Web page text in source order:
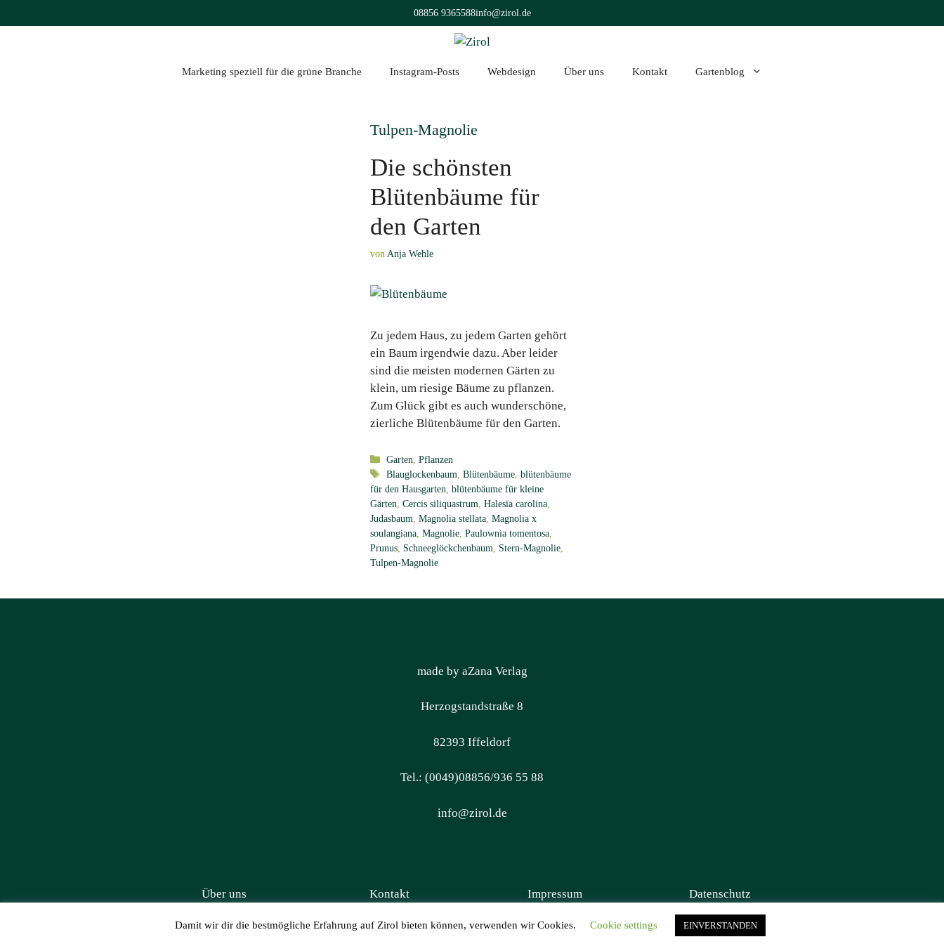
Inhalt
08856 9365588info@zirol.de
Marketing speziell für die grüne Branche Instagram-Posts Webdesign Über uns Kontakt Gartenblog
Tulpen-Magnolie
Die schönsten
Blütenbäume für
den Garten
vonAnja Wehle
Zu jedem Haus, zu jedem Garten gehört
ein Baum irgendwie dazu. Aber leider
sind die meisten modernen Gärten zu
klein, um riesige Bäume zu pflanzen.
Zum Glück gibt es auch wunderschöne,
zierliche Blütenbäume für den Garten.
Kategorien
Garten ,Pflanzen
Schlagwörter
Blauglockenbaum ,Blütenbäume ,blütenbäume
für den Hausgarten blütenbäume für kleine
Gärten Cercis siliquastrum Halesia carolina
Judasbaum Magnolia stellata Magnolia x
soulangiana Magnolie Paulownia tomentosa
Prunus Schneeglöckchenbaum Stern-Magnolie
Tulpen-Magnolie
made by aZana Verlag
Herzogstandstraße 8
82393 Iffeldorf
Tel.: (0049)08856/936 55 88
info@zirol.de
Über uns Kontakt Impressum Datenschutz
Damit wir dir die bestmögliche Erfahrung auf Zirol bieten können, verwenden wir Cookies. Cookie settings EINVERSTANDEN